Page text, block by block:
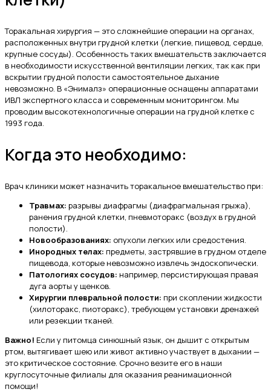
Торакальная хирургия — это сложнейшие операции на органах,
расположенных внутри грудной клетки (легкие, пищевод, сердце,
крупные сосуды). Особенность таких вмешательств заключается
в необходимости искусственной вентиляции легких, так как при
вскрытии грудной полости самостоятельное дыхание
невозможно. В «Энималз» операционные оснащены аппаратами
ИВЛ экспертного класса и современным мониторингом. Мы
проводим высокотехнологичные операции на грудной клетке с
1993 года.
Когда это необходимо:
Врач клиники может назначить торакальное вмешательство при:
Травмах: разрывы диафрагмы (диафрагмальная грыжа),
ранения грудной клетки, пневмоторакс (воздух в грудной
полости).
Новообразованиях: опухоли легких или средостения.
Инородных телах: предметы, застрявшие в грудном отделе
пищевода, которые невозможно извлечь эндоскопически.
Патологиях сосудов: например, персистирующая правая
дуга аорты у щенков.
Хирургии плевральной полости: при скоплении жидкости
(хилоторакс, пиоторакс), требующем установки дренажей
или резекции тканей.
Важно! Если у питомца синюшный язык, он дышит с открытым
ртом, вытягивает шею или живот активно участвует в дыхании —
это критическое состояние. Срочно везите его в наши
круглосуточные филиалы для оказания реанимационной
помощи!